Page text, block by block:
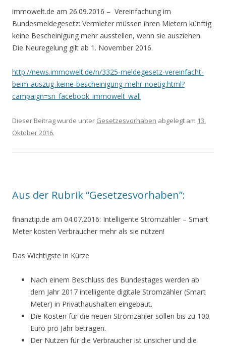
immowelt.de am 26.09.2016 – Vereinfachung im
Bundesmeldegesetz: Vermieter müssen ihren Mietern künftig
keine Bescheinigung mehr ausstellen, wenn sie ausziehen.
Die Neuregelung gilt ab 1. November 2016.
http://news.immowelt.de/n/3325-meldegesetz-vereinfacht-
beim-auszug-keine-bescheinigung-mehr-noetig.html?
campaign=sn_facebook_immowelt_wall
Dieser Beitrag wurde unter Gesetzesvorhaben abgelegt am 13.
Oktober 2016.
Aus der Rubrik “Gesetzesvorhaben”:
finanztip.de am 04.07.2016: Intelligente Stromzähler – Smart
Meter kosten Verbraucher mehr als sie nützen!
Das Wichtigste in Kürze
Nach einem Beschluss des Bundestages werden ab
dem Jahr 2017 intelligente digitale Stromzähler (Smart
Meter) in Privathaushalten eingebaut.
Die Kosten für die neuen Stromzähler sollen bis zu 100
Euro pro Jahr betragen.
Der Nutzen für die Verbraucher ist unsicher und die